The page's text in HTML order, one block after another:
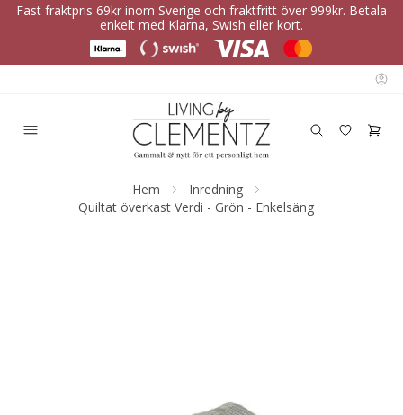
Fast fraktpris 69kr inom Sverige och fraktfritt över 999kr. Betala
enkelt med Klarna, Swish eller kort.
Hem
Inredning
Quiltat överkast Verdi - Grön - Enkelsäng